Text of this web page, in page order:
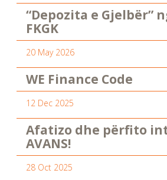
“Depozita e Gjelbër”
FKGK
20 May 2026
WE Finance Code
12 Dec 2025
Afatizo dhe përfito
AVANS!
28 Oct 2025